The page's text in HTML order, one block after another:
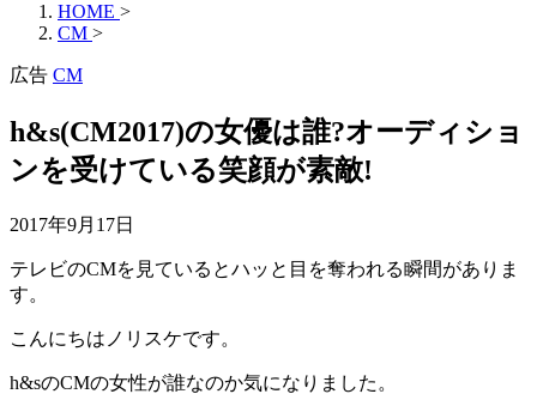
HOME >
CM >
広告 CM
h&s(CM2017)の女優は誰?オーディショ
ンを受けている笑顔が素敵!
2017年9月17日
テレビのCMを見ているとハッと目を奪われる瞬間がありま
す。
こんにちはノリスケです。
h&sのCMの女性が誰なのか気になりました。